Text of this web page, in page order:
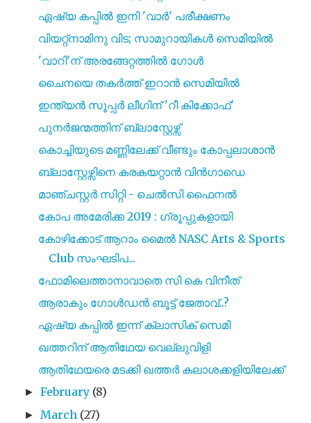
ഏഷ്യ കപ്പിൽ ഇനി 'വാർ' പരീക്ഷണം
വിയറ്റ്നാമിനു വിട; സാമുറായികൾ സെമിയിൽ
'വാറി'ന് അരങ്ങേറ്റത്തിൽ ഗോൾ
ചൈനയെ തകർത്ത് ഇറാൻ സെമിയിൽ
ഇന്ത്യൻ സൂപ്പർ ലീഗിന് 'റീ കിക്കോഫ്'
പുനർജന്മത്തിന് ബ്ലാസ്റ്റേഴ്സ്
കൊച്ചിയുടെ മണ്ണിലേക്ക് വീണ്ടും കോപ്പലാശാൻ
ബ്ലാസ്റ്റേഴ്സിനെ കരകയറ്റാൻ വിൻഗാഡെ
മാഞ്ചസ്റ്റർ സിറ്റി - ചെൽസി ഫൈനൽ
കോപ അമേരിക്ക 2019 : ഗ്രൂപ്പുകളായി
കോഴിക്കോട് ആറാം മൈൽ NASC Arts & Sports
Club സംഘടിപ...
ഫോമിലെത്താനാവാതെ സി കെ വിനീത്
ആരാകും ഗോൾഡൻ ബൂട്ട് ജേതാവ്..?
ഏഷ്യ കപ്പിൽ ഇന്ന് ക്ലാസിക് സെമി
ഖത്തറിന് ആതിഥേയ വെല്ലുവിളി
ആതിഥേയരെ മടക്കി ഖത്തർ കലാശക്കളിയിലേക്ക്
►February (8)
► March (27)